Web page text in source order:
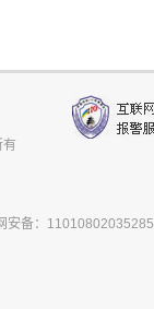
安备：11010802035285